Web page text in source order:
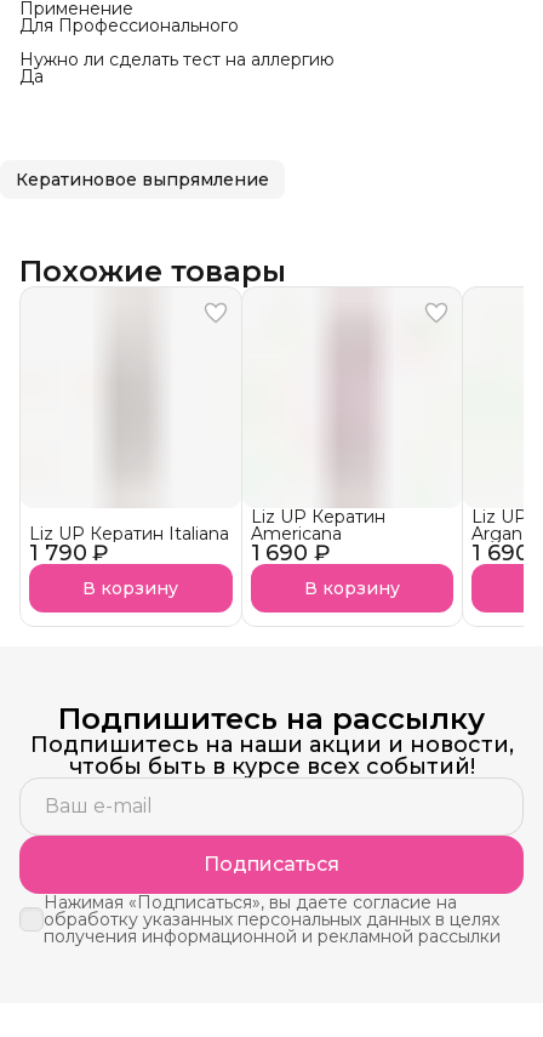
Применение
Для Профессионального
Нужно ли сделать тест на аллергию
Да
Кератиновое выпрямление
Похожие товары
1 790 ₽
Liz UP Кератин Italiana
В корзину
1 690 ₽
Liz UP Кератин
Americana
В корзину
1 690
Liz UP
Argan
Подпишитесь на рассылку
Подпишитесь на наши акции и новости,
чтобы быть в курсе всех событий!
Подписаться
Нажимая «Подписаться», вы даете согласие на
обработку указанных персональных данных в целях
получения информационной и рекламной рассылки